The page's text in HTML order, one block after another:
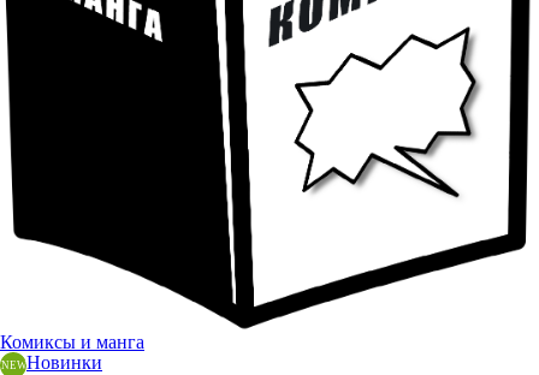
Комиксы и манга
Новинки